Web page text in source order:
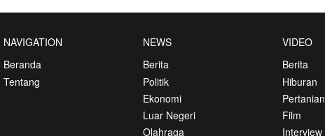
NAVIGATION
Beranda
Tentang
NEWS
Berita
Politik
Ekonomi
Luar Negeri
Olahraga
VIDEO
Berita
Hiburan
Pertanian
Film
Interview